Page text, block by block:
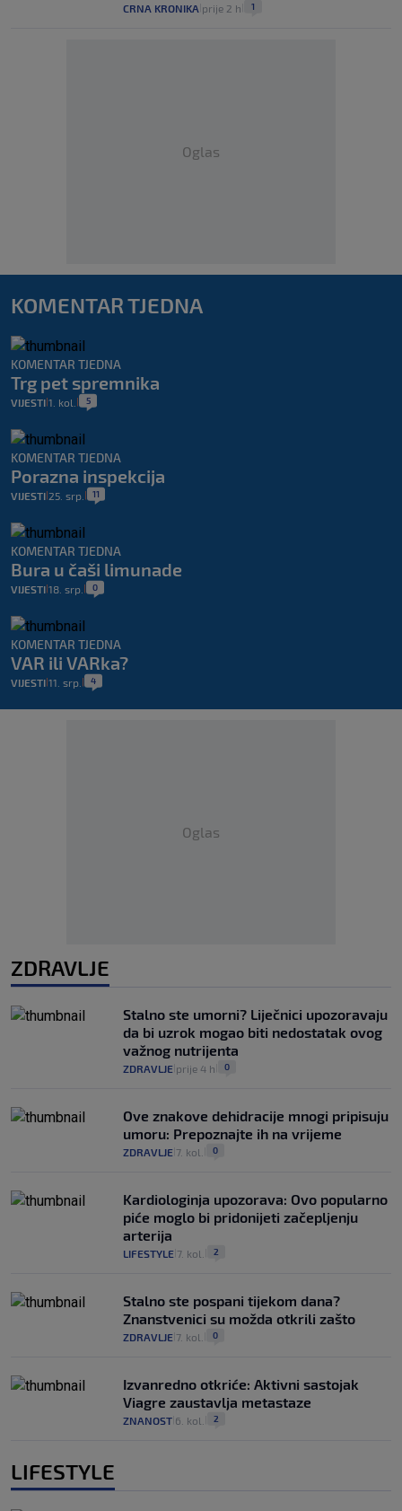
CRNA KRONIKA prije 2 h 1
Oglas
KOMENTAR TJEDNA
KOMENTAR TJEDNA
Trg pet spremnika
VIJESTI 1. kol. 5
KOMENTAR TJEDNA
Porazna inspekcija
VIJESTI 25. srp. 11
KOMENTAR TJEDNA
Bura u čaši limunade
VIJESTI 18. srp. 0
KOMENTAR TJEDNA
VAR ili VARka?
VIJESTI 11. srp. 4
Oglas
ZDRAVLJE
Stalno ste umorni? Liječnici upozoravaju
da bi uzrok mogao biti nedostatak ovog
važnog nutrijenta
ZDRAVLJE prije 4 h 0
Ove znakove dehidracije mnogi pripisuju
umoru: Prepoznajte ih na vrijeme
ZDRAVLJE 7. kol. 0
Kardiologinja upozorava: Ovo popularno
piće moglo bi pridonijeti začepljenju
arterija
LIFESTYLE 7. kol. 2
Stalno ste pospani tijekom dana?
Znanstvenici su možda otkrili zašto
ZDRAVLJE 7. kol. 0
Izvanredno otkriće: Aktivni sastojak
Viagre zaustavlja metastaze
ZNANOST 6. kol. 2
LIFESTYLE